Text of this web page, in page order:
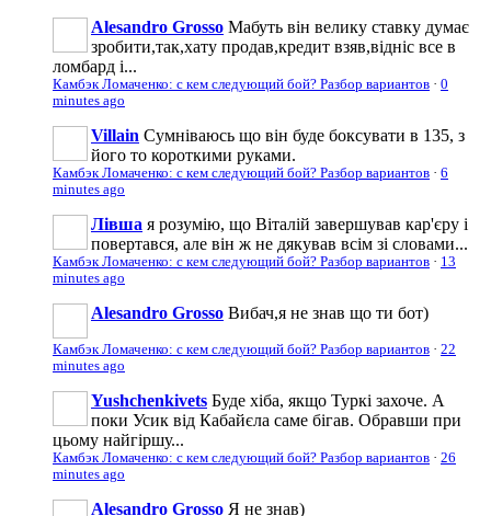
Alesandro Grosso Мабуть він велику ставку думає
зробити,так,хату продав,кредит взяв,відніс все в
ломбард і...
Камбэк Ломаченко: с кем следующий бой? Разбор вариантов · 0
minutes ago
Villain Сумніваюсь що він буде боксувати в 135, з
його то короткими руками.
Камбэк Ломаченко: с кем следующий бой? Разбор вариантов · 6
minutes ago
Лівша я розумію, що Віталій завершував кар'єру і
повертався, але він ж не дякував всім зі словами...
Камбэк Ломаченко: с кем следующий бой? Разбор вариантов · 13
minutes ago
Alesandro Grosso Вибач,я не знав що ти бот)
Камбэк Ломаченко: с кем следующий бой? Разбор вариантов · 22
minutes ago
Yushchenkivets Буде хіба, якщо Туркі захоче. А
поки Усик від Кабайєла саме бігав. Обравши при
цьому найгіршу...
Камбэк Ломаченко: с кем следующий бой? Разбор вариантов · 26
minutes ago
Alesandro Grosso Я не знав)